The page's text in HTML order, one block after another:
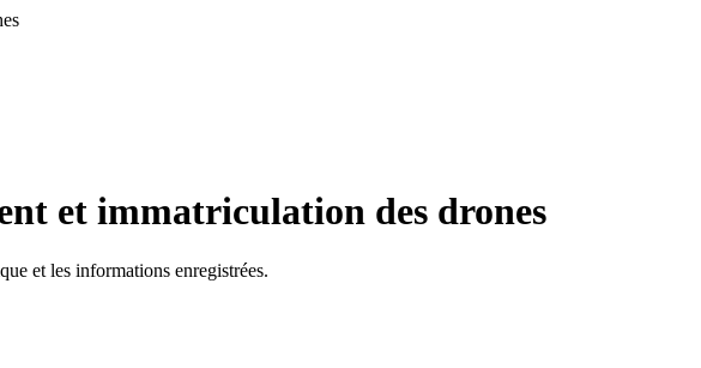
et immatriculation des drones
et les informations enregistrées.